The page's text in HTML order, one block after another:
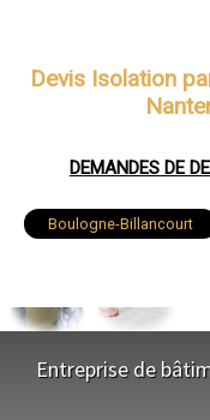
Devis Isolation
DEMANDES DE
Boulogne-Billancourt
Rueil-Malmaison
Levallois-Perret
Entreprise de